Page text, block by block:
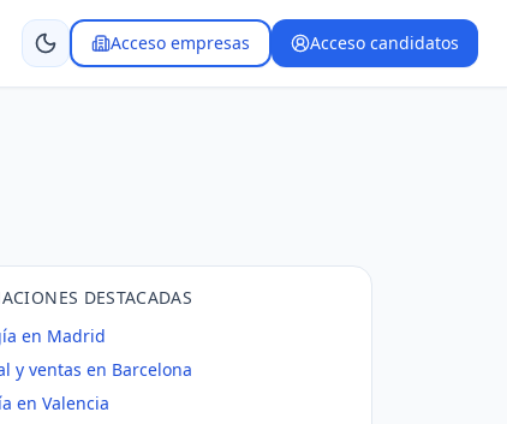
Acceso empresas Acceso candidatos
DESTACADAS
en Madrid
y ventas en Barcelona
en Valencia